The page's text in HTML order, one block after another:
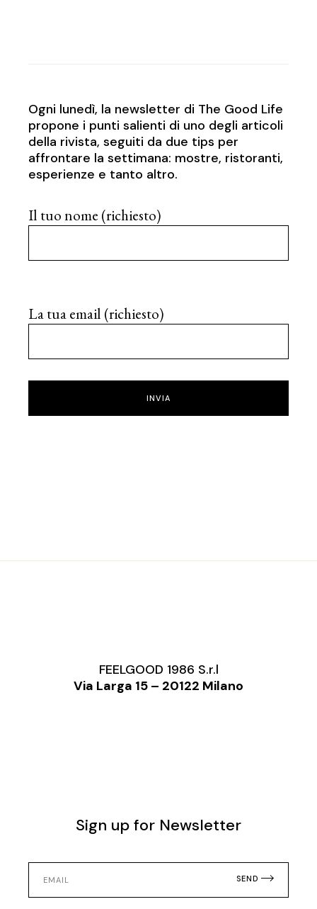
Ogni lunedì, la newsletter di The Good Life
propone i punti salienti di uno degli articoli
della rivista, seguiti da due tips per
affrontare la settimana: mostre, ristoranti,
esperienze e tanto altro.
Il tuo nome (richiesto)
La tua email (richiesto)
INVIA
FEELGOOD 1986 S.r.l
Via Larga 15 – 20122 Milano
Sign up for Newsletter
SEND